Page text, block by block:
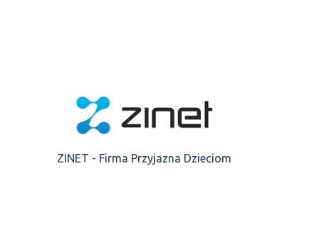
ZINET - Firma Przyjazna Dzieciom